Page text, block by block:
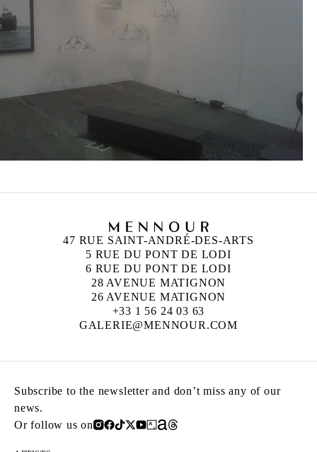
47 RUE SAINT-ANDRÉ-DES-ARTS
5 RUE DU PONT DE LODI
6 RUE DU PONT DE LODI
28 AVENUE MATIGNON
26 AVENUE MATIGNON
+33 1 56 24 03 63
GALERIE@MENNOUR.COM
Subscribe to the newsletter and don’t miss any of our
news.
Or follow us on